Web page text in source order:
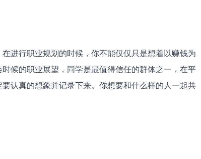
进行职业规划的时候，你不能仅仅只是想着以赚钱为
候的职业展望，同学是最值得信任的群体之一，在平
认真的想象并记录下来。你想要和什么样的人一起共